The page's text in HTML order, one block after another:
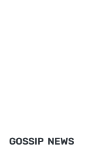
GOSSIP NEWS